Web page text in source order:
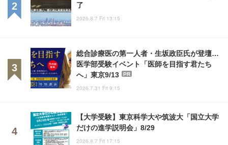
了
2026.8.7 Fri 13:15
総合診療医の第一人者・生坂政臣氏が登壇…
医学部受験イベント「医師を目指す君たち
へ」東京9/13
PR
2026.7.31 Fri 9:15
【大学受験】東京科学大や筑波大「国立大学
だけの進学説明会」8/29
2026.8.7 Fri 17:15